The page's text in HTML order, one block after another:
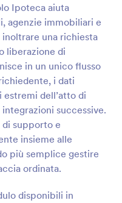
Ipoteca aiuta
agenzie immobiliari e
una richiesta
liberazione di
in un unico flusso
i dati
dell’atto di
successive.
supporto e
insieme alle
più semplice gestire
ordinata.
disponibili in
organizzare la visita.
per la richiesta del
professionale che
in modo facile,
Provalo ora e
Template di